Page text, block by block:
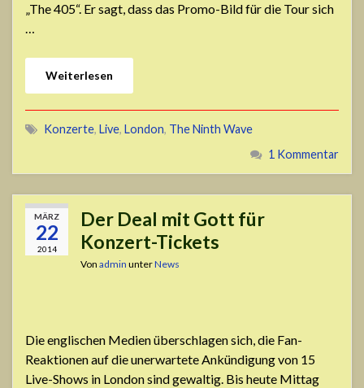
„The 405“. Er sagt, dass das Promo-Bild für die Tour sich
…
Weiterlesen
Konzerte, Live, London, The Ninth Wave
1 Kommentar
MÄRZ
22
2014
Der Deal mit Gott für
Konzert-Tickets
Von admin unterNews
Die englischen Medien überschlagen sich, die Fan-
Reaktionen auf die unerwartete Ankündigung von 15
Live-Shows in London sind gewaltig. Bis heute Mittag